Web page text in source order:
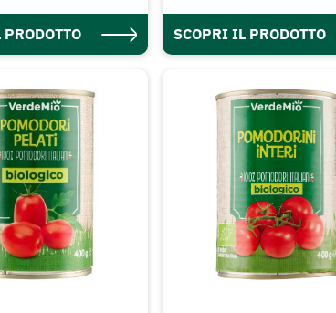
SCOPRI IL PRODOTTO